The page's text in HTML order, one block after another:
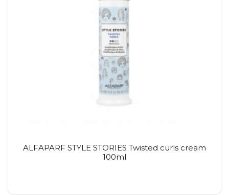
ALFAPARF STYLE STORIES Twisted curls cream
100ml